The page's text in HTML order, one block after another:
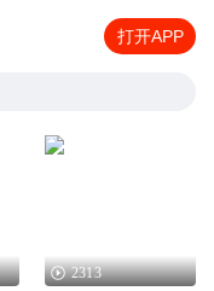
打开APP
2313